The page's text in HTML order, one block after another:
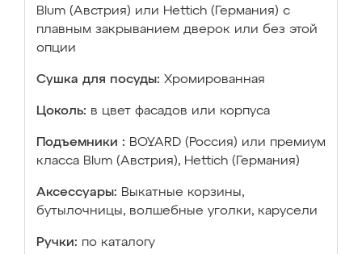
Blum (Австрия) или Hettich (Германия) с
плавным закрыванием дверок или без этой
опции
Сушка для посуды: Хромированная
Цоколь: в цвет фасадов или корпуса
Подъемники : BOYARD (Россия) или премиум
класса Blum (Австрия), Hettich (Германия)
Аксессуары: Выкатные корзины,
бутылочницы, волшебные уголки, карусели
Ручки: по каталогу